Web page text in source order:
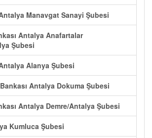
Manavgat Sanayi Şubesi
Antalya Anafartalar
Şubesi
Alanya Şubesi
Antalya Dokuma Şubesi
Antalya Demre/Antalya Şubesi
Kumluca Şubesi